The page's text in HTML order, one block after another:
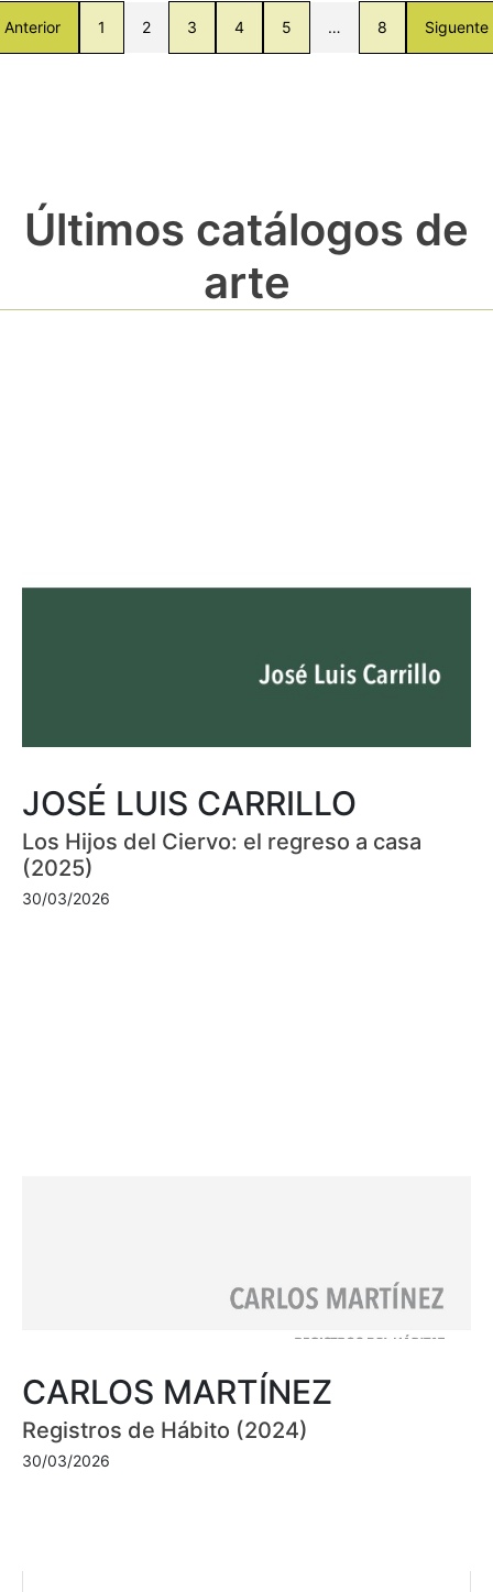
Anterior 1 2 3 4 5 … 8 Siguente
Últimos catálogos de
arte
JOSÉ LUIS CARRILLO
Los Hijos del Ciervo: el regreso a casa
(2025)
30/03/2026
CARLOS MARTÍNEZ
Registros de Hábito (2024)
30/03/2026